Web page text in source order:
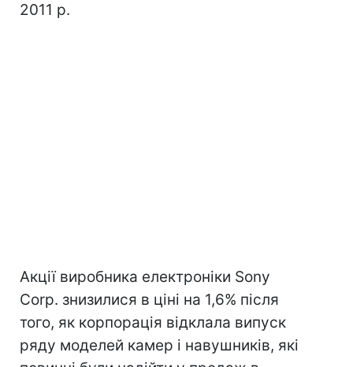
2011 р.
Акції виробника електроніки Sony
Corp. знизилися в ціні на 1,6% після
того, як корпорація відклала випуск
ряду моделей камер і навушників, які